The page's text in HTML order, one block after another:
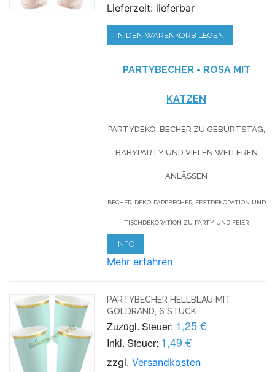
Lieferzeit: lieferbar
IN DEN WARENKORB LEGEN
PARTYBECHER - ROSA MIT
KATZEN
PARTYDEKO-BECHER ZU GEBURTSTAG,
BABYPARTY UND VIELEN WEITEREN
ANLÄSSEN
BECHER, DEKO-PAPPBECHER, FESTDEKORATION UND
TISCHDEKORATION ZU PARTY UND FEIER
INFO
Mehr erfahren
PARTYBECHER HELLBLAU MIT
GOLDRAND, 6 STÜCK
Zuzügl. Steuer: 1,25 €
Inkl. Steuer: 1,49 €
zzgl.Versandkosten